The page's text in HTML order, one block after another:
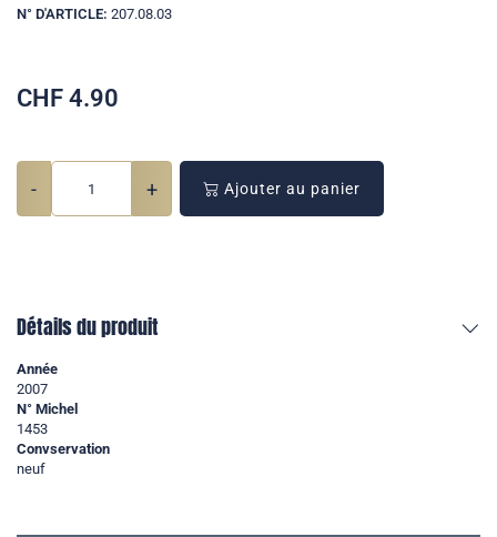
N° D'ARTICLE: 207.08.03
CHF 4.90
- + Ajouter au panier
Détails du produit
Année
2007
N° Michel
1453
Convservation
neuf